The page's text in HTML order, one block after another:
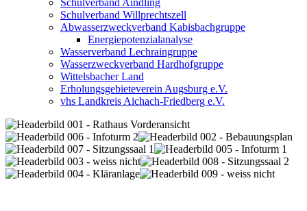
Schulverband Aindling
Schulverband Willprechtszell
Abwasserzweckverband Kabisbachgruppe
Energiepotenzialanalyse
Wasserverband Lechraingruppe
Wasserzweckverband Hardhofgruppe
Wittelsbacher Land
Erholungsgebieteverein Augsburg e.V.
vhs Landkreis Aichach-Friedberg e.V.